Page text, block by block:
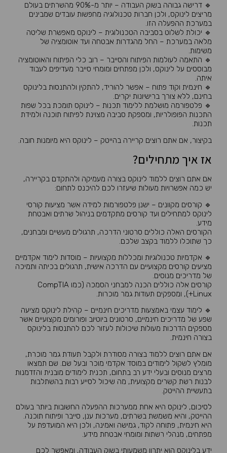
🔹 דרישה גבוהה בשוק העבודה – יותר מ-90% מהשרתים בעולם
מריצים לינוקס, ולכן חברות טכנולוגיה מחפשות עובדים שמבינים
במערכת ההפעלה הזו.
🔹 יכולת לשלוט בסביבה הטכנולוגית – לינוקס מאפשרת שליטה
מלאה במערכת – החל מהגדרות אבטחה ועד אוטומציה של
משימות.
🔹 התאמה לעולמות הפיתוח והסייבר – רוב כלי הפיתוח והאוטומציה
מבוססים על לינוקס, ולכן מפתחים ומומחי סייבר מעדיפים לעבוד
איתה.
🔹 חינמית וקוד פתוח – אפשר להוריד, להתקין ולהתנסות בלינוקס
בחינם, ללא צורך ברישיונות יקרים.
🔹 פלטפורמה מושלמת ללימוד תכנות – לינוקס תומכת בכל שפות
התכנות הפופולריות, ומספקת סביבה מצוינת לפיתוח תוכנה ולמידת
תכנות.
בקיצור, אם אתם רוצים קריירה בהייטק – לינוקס היא מיומנות חובה.
אז איך מתחילים?
אם אתם רוצים ללמוד לינוקס בצורה מעמיקה ולהתקדם בקריירה,
יש כמה אפשרויות מעולות שיעזרו לכם להיכנס לתחום:
🔹 קורסים מקוונים – ישנן פלטפורמות למידה אשר מציעות קורסי
לינוקס למתחילים ועד קורסים מתקדמים בניהול שרתים ואבטחת
מידע.
הקורסים האלה כוללים סרטוני הדרכה, תרגולים מעשיים ומבחנים,
כך שתוכלו ללמוד בקצב שלכם.
🔹 אקדמיות טכנולוגיות ומכללות מקצועיות – מוסדות לימוד אקדמיים
מציעים קורסים מקצועיים עם הדרכה אישית, תרגולים בכיתה ותמיכה
של מדריכים מנוסים.
קורסים אלה כוללים הכנה למבחני הסמכה (כמו CompTIA
Linux+), ומספקים תעודות גמר מוכרות.
🔹 לימוד עצמי באמצעות מדריכים חינמיים – קהילת לינוקס מציעה
שפע של מדריכים חינמיים, סרטונים ביוטיוב ופורומים מקצועיים אשר
מספקים הדרכות מעולות שיכולות לעזור לכם להתנסות בלינוקס
בצורה חינמית.
אם אתם רוצים ללמוד בצורה מסודרת ולקבל תעודת גמר מוכרת,
מומלץ לשקול לימודים במוסד אקדמי מוכר ובעל שם. שם תמצאו
מרצים מנוסים ובעלי ידע רב בתחום, תכנית לימודים מובנית והזדמנות
לבנות רשת קשרים מקצועית, מה שיכול לסייע רבות בהשתלבות
בתעשיית ההייטק.
לסיכום, לינוקס היא אחת ממערכות ההפעלה החשובות ביותר בעולם
ההייטק, והיא משמשת בשרתים, מערכות ענן, סייבר ופיתוח תוכנה.
היא חינמית, פתוחה לקוד, גמישה ואמינה, ולכן היא המועדפת על
מפתחים, מנהלי רשתות ומומחי אבטחת מידע.
ידע בלינוקס הוא יתרון משמעותי בשוק העבודה, ומאפשר לכם